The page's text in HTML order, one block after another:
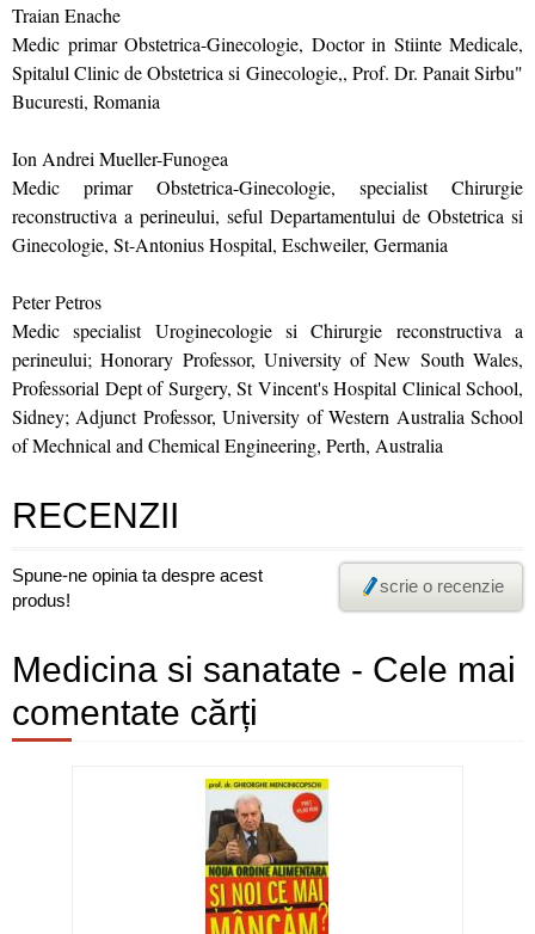
Traian Enache
Medic primar Obstetrica-Ginecologie, Doctor in Stiinte Medicale,
Spitalul Clinic de Obstetrica si Ginecologie,, Prof. Dr. Panait Sirbu"
Bucuresti, Romania
Ion Andrei Mueller-Funogea
Medic primar Obstetrica-Ginecologie, specialist Chirurgie
reconstructiva a perineului, seful Departamentului de Obstetrica si
Ginecologie, St-Antonius Hospital, Eschweiler, Germania
Peter Petros
Medic specialist Uroginecologie si Chirurgie reconstructiva a
perineului; Honorary Professor, University of New South Wales,
Professorial Dept of Surgery, St Vincent's Hospital Clinical School,
Sidney; Adjunct Professor, University of Western Australia School
of Mechnical and Chemical Engineering, Perth, Australia
RECENZII
Spune-ne opinia ta despre acest
produs!
scrie o recenzie
Medicina si sanatate - Cele mai
comentate cărți